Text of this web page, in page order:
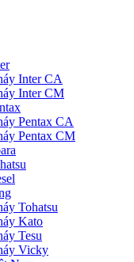
Inter CA
Inter CM
Pentax CA
Pentax CM
Tohatsu
Kato
Tesu
Vicky